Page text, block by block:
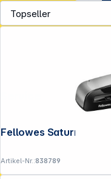
Artikel-Nr.:838789